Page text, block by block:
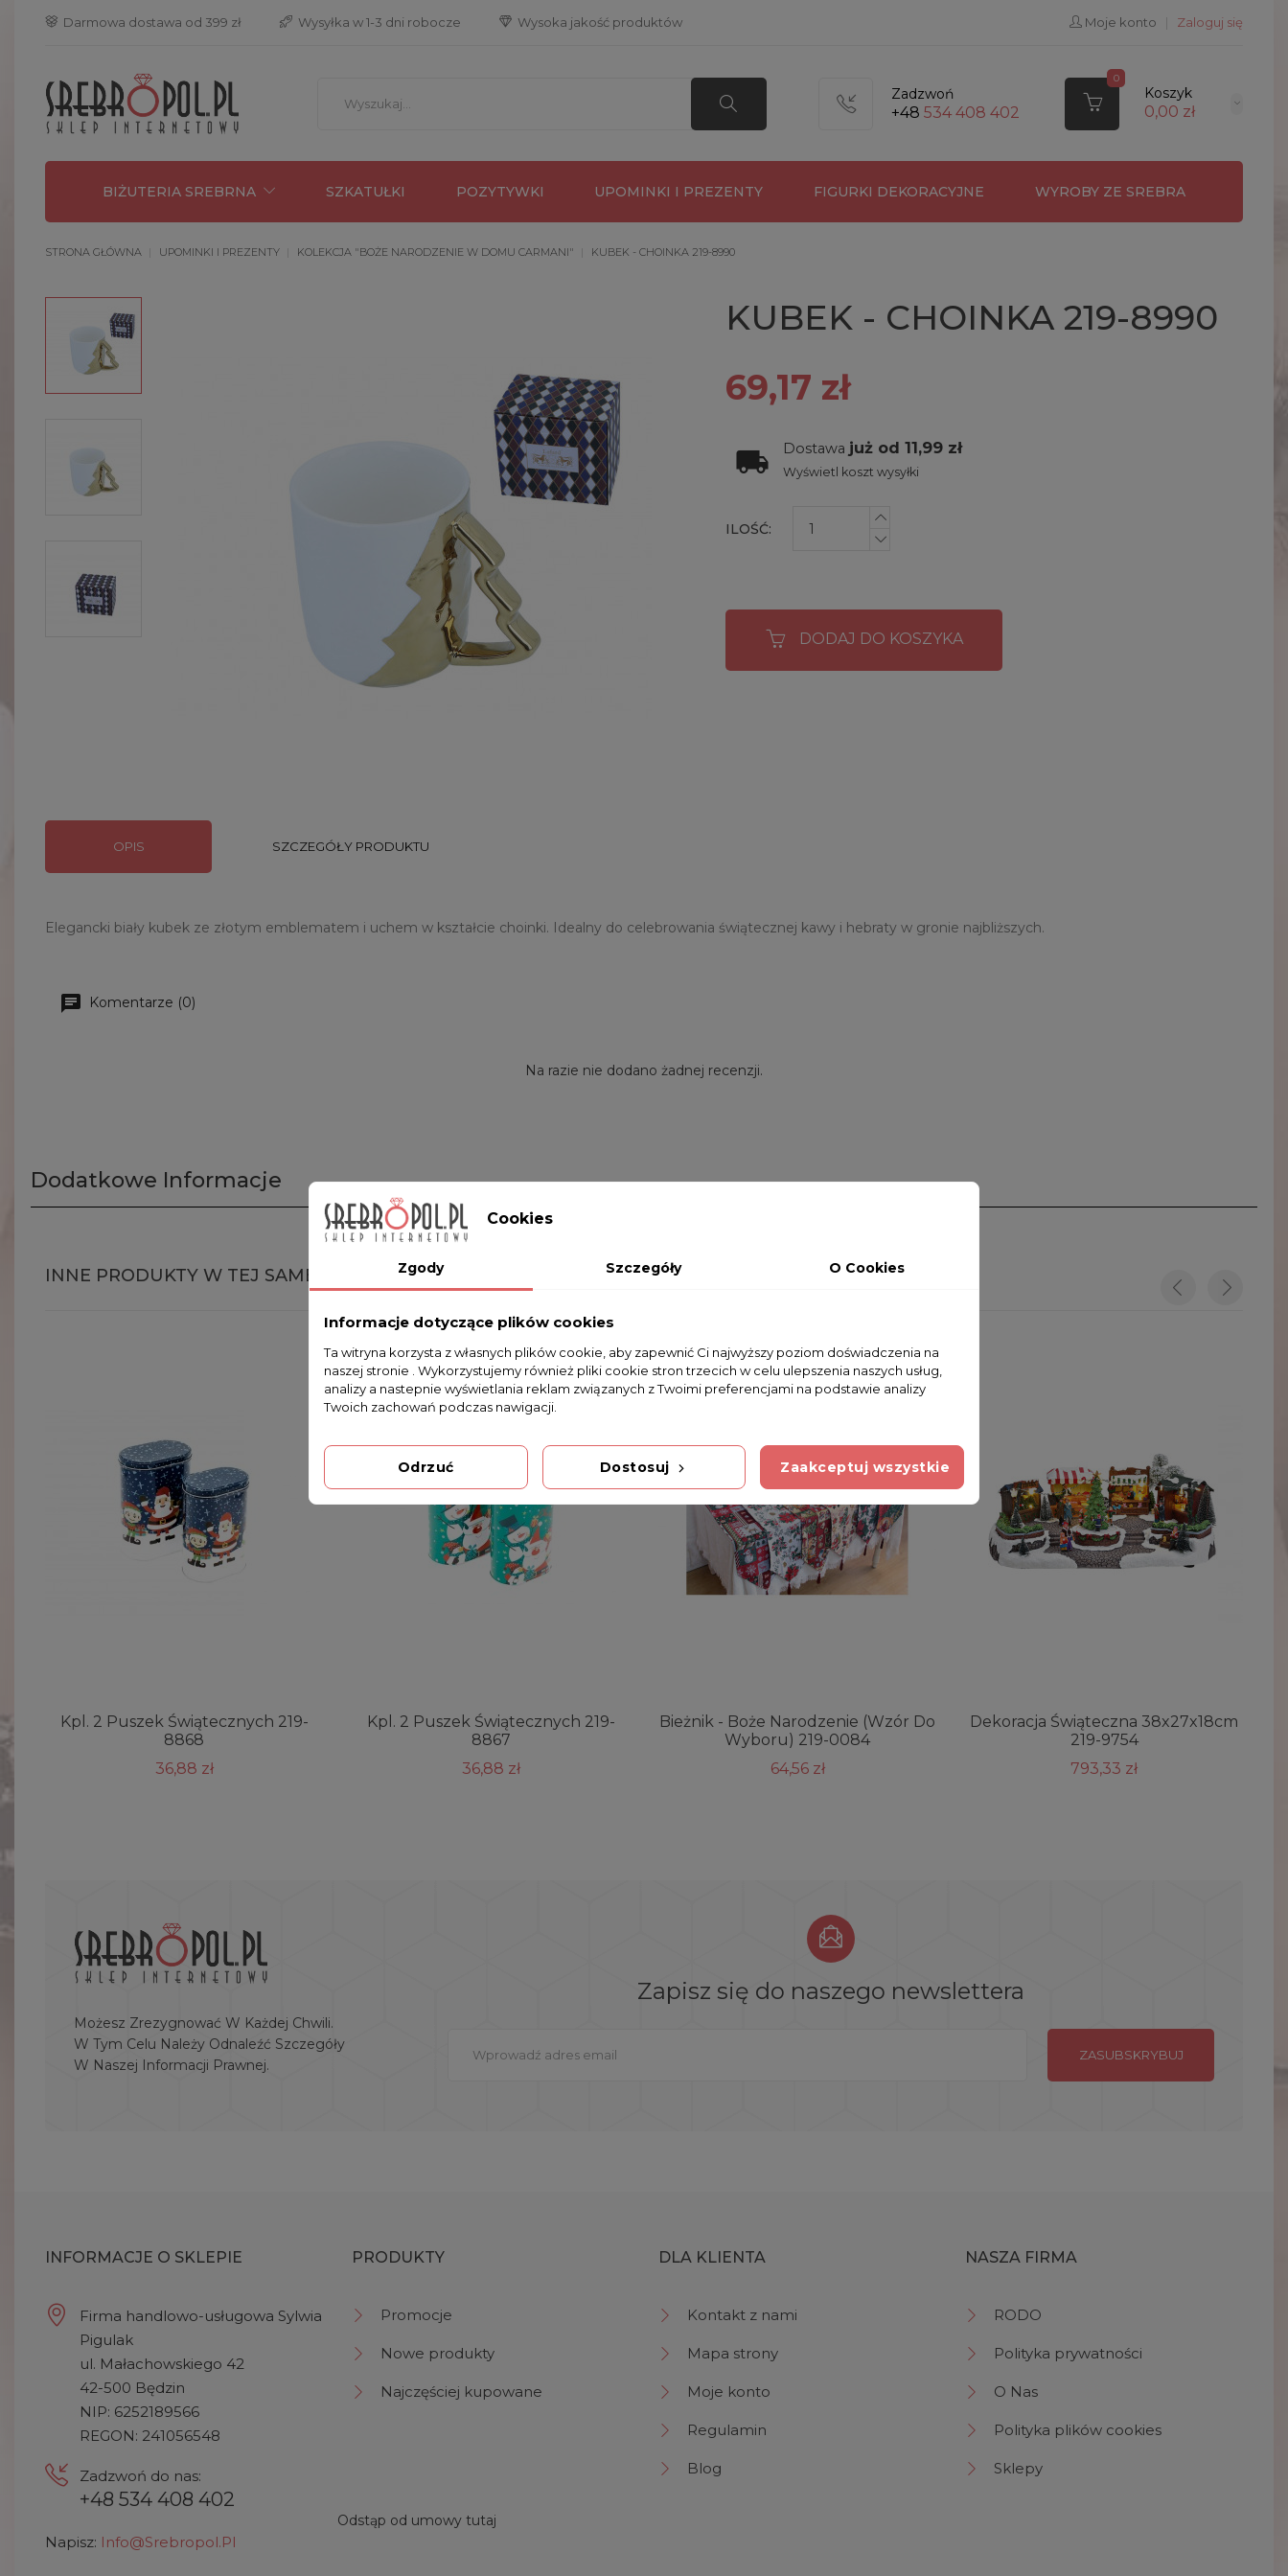
 Darmowa dostawa od 399 zł  Wysyłka w 1-3 dni robocze  Wysoka jakość produktów Moje konto Zaloguj się
Zadzwoń
+48 534 408 402
0
Koszyk
0,00 zł
BIŻUTERIA SREBRNA SZKATUŁKI POZYTYWKI UPOMINKI I PREZENTY FIGURKI DEKORACYJNE WYROBY ZE SREBRA
STRONA GŁÓWNA UPOMINKI I PREZENTY KOLEKCJA "BOŻE NARODZENIE W DOMU CARMANI" KUBEK - CHOINKA 219-8990
KUBEK - CHOINKA 219-8990
69,17 zł
Dostawa już od 11,99 zł
Wyświetl koszt wysyłki
ILOŚĆ:
DODAJ DO KOSZYKA
OPIS SZCZEGÓŁY PRODUKTU
Elegancki biały kubek ze złotym emblematem i uchem w kształcie choinki. Idealny do celebrowania świątecznej kawy i hebraty w gronie najbliższych.
Komentarze (0)
Na razie nie dodano żadnej recenzji.
Dodatkowe Informacje
INNE PRODUKTY W TEJ SAMEJ KATEGORII
Kpl. 2 Puszek Świątecznych 219-
8868
36,88 zł
Kpl. 2 Puszek Świątecznych 219-
8867
36,88 zł
Bieżnik - Boże Narodzenie (wzór Do
Wyboru) 219-0084
64,56 zł
Dekoracja Świąteczna 38x27x18cm
219-9754
793,33 zł
Możesz Zrezygnować W Każdej Chwili.
W Tym Celu Należy Odnaleźć Szczegóły
W Naszej Informacji Prawnej.
Zapisz się do naszego newslettera
INFORMACJE O SKLEPIE
Firma handlowo-usługowa Sylwia
Pigulak
ul. Małachowskiego 42
42-500 Będzin
NIP: 6252189566
REGON: 241056548
Zadzwoń do nas:
+48 534 408 402
Napisz: Info@srebropol.pl
PRODUKTY
Promocje
Nowe produkty
Najczęściej kupowane
DLA KLIENTA
Kontakt z nami
Mapa strony
Moje konto
Regulamin
Blog
NASZA FIRMA
RODO
Polityka prywatności
O Nas
Polityka plików cookies
Sklepy
Cookies
Zgody Szczegóły O Cookies
Informacje dotyczące plików cookies
Ta witryna korzysta z własnych plików cookie, aby zapewnić Ci najwyższy poziom doświadczenia na
naszej stronie . Wykorzystujemy również pliki cookie stron trzecich w celu ulepszenia naszych usług,
analizy a nastepnie wyświetlania reklam związanych z Twoimi preferencjami na podstawie analizy
Twoich zachowań podczas nawigacji.
Odrzuć Dostosuj Zaakceptuj wszystkie
Odstąp od umowy tutaj